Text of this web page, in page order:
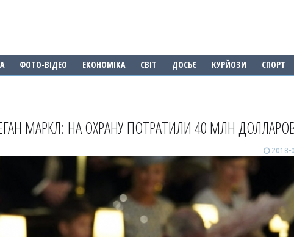
ФОТО-ВІДЕО ЕКОНОМІКА СВІТ ДОСЬЄ КУРЙОЗИ СПОРТ
МАРКЛ: НА ОХРАНУ ПОТРАТИЛИ 40 МЛН
2018-